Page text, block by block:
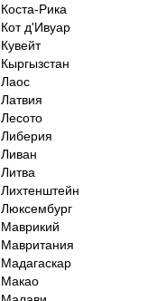
Коста-Рика
Кот д'Ивуар
Кувейт
Кыргызстан
Лаос
Латвия
Лесото
Либерия
Ливан
Литва
Лихтенштейн
Люксембург
Маврикий
Мавритания
Мадагаскар
Макао